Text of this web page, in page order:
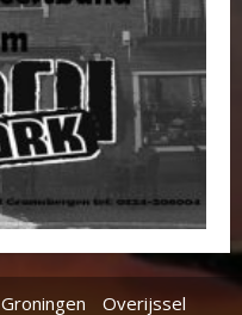
Groningen
Overijssel